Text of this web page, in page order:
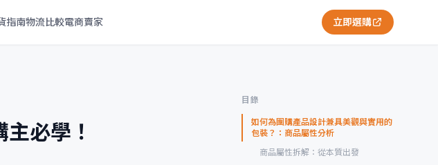
指南物流比較電商賣家 立即選購
必學！
目錄
如何為團購產品設計兼具美觀與實用的
包裝？：商品屬性分析
商品屬性拆解：從本質出發